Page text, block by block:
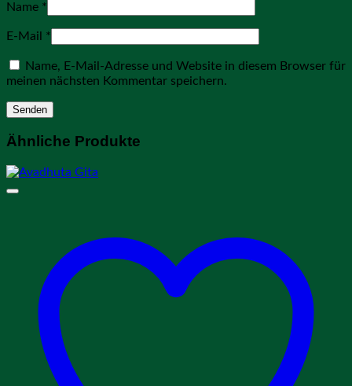
Name *
E-Mail *
Name, E-Mail-Adresse und Website in diesem Browser für
meinen nächsten Kommentar speichern.
Ähnliche Produkte